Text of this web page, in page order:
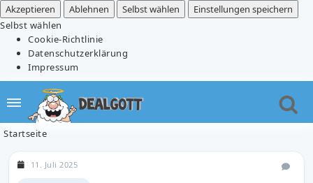
Akzeptieren
Ablehnen Selbst wählen
Einstellungen speichern
Selbst wählen
Cookie-Richtlinie
Datenschutzerklärung
Impressum
Startseite
11. Juli 2025